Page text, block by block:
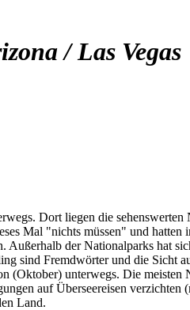
/ Las Vegas
Dort liegen die
Mal "nichts müssen" und
der Nationalparks hat
sind Fremdwörter und die Sicht
(Oktober) unterwegs. Die
auf Überseereisen
Land.